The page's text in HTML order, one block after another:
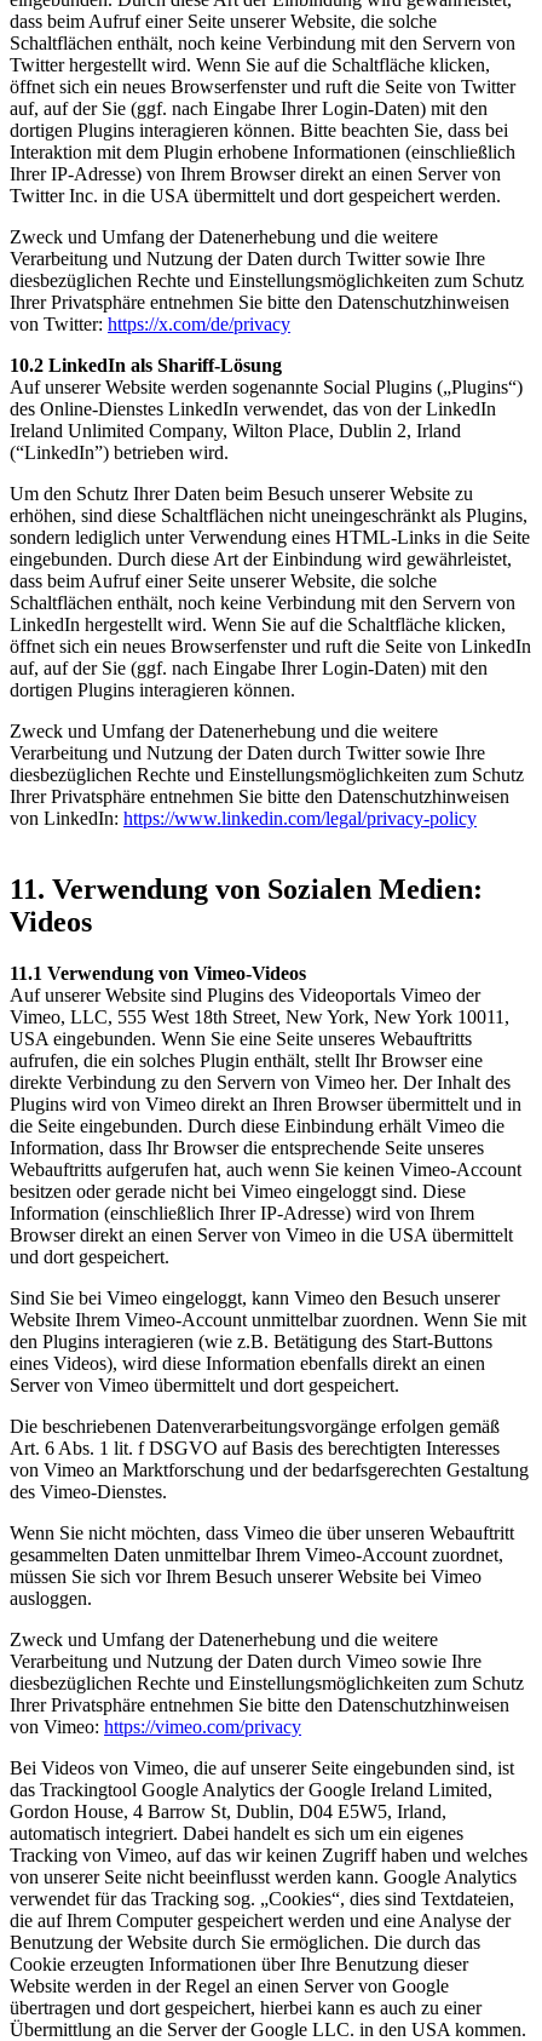
dass beim Aufruf einer Seite unserer Website, die solche
Schaltflächen enthält, noch keine Verbindung mit den Servern von
Twitter hergestellt wird. Wenn Sie auf die Schaltfläche klicken,
öffnet sich ein neues Browserfenster und ruft die Seite von Twitter
auf, auf der Sie (ggf. nach Eingabe Ihrer Login-Daten) mit den
dortigen Plugins interagieren können. Bitte beachten Sie, dass bei
Interaktion mit dem Plugin erhobene Informationen (einschließlich
Ihrer IP-Adresse) von Ihrem Browser direkt an einen Server von
Twitter Inc. in die USA übermittelt und dort gespeichert werden.
Zweck und Umfang der Datenerhebung und die weitere
Verarbeitung und Nutzung der Daten durch Twitter sowie Ihre
diesbezüglichen Rechte und Einstellungsmöglichkeiten zum Schutz
Ihrer Privatsphäre entnehmen Sie bitte den Datenschutzhinweisen
von Twitter: https://x.com/de/privacy
10.2 LinkedIn als Shariff-Lösung
Auf unserer Website werden sogenannte Social Plugins („Plugins“)
des Online-Dienstes LinkedIn verwendet, das von der LinkedIn
Ireland Unlimited Company, Wilton Place, Dublin 2, Irland
(“LinkedIn”) betrieben wird.
Um den Schutz Ihrer Daten beim Besuch unserer Website zu
erhöhen, sind diese Schaltflächen nicht uneingeschränkt als Plugins,
sondern lediglich unter Verwendung eines HTML-Links in die Seite
eingebunden. Durch diese Art der Einbindung wird gewährleistet,
dass beim Aufruf einer Seite unserer Website, die solche
Schaltflächen enthält, noch keine Verbindung mit den Servern von
LinkedIn hergestellt wird. Wenn Sie auf die Schaltfläche klicken,
öffnet sich ein neues Browserfenster und ruft die Seite von LinkedIn
auf, auf der Sie (ggf. nach Eingabe Ihrer Login-Daten) mit den
dortigen Plugins interagieren können.
Zweck und Umfang der Datenerhebung und die weitere
Verarbeitung und Nutzung der Daten durch Twitter sowie Ihre
diesbezüglichen Rechte und Einstellungsmöglichkeiten zum Schutz
Ihrer Privatsphäre entnehmen Sie bitte den Datenschutzhinweisen
von LinkedIn: https://www.linkedin.com/legal/privacy-policy
11. Verwendung von Sozialen Medien:
Videos
11.1 Verwendung von Vimeo-Videos
Auf unserer Website sind Plugins des Videoportals Vimeo der
Vimeo, LLC, 555 West 18th Street, New York, New York 10011,
USA eingebunden. Wenn Sie eine Seite unseres Webauftritts
aufrufen, die ein solches Plugin enthält, stellt Ihr Browser eine
direkte Verbindung zu den Servern von Vimeo her. Der Inhalt des
Plugins wird von Vimeo direkt an Ihren Browser übermittelt und in
die Seite eingebunden. Durch diese Einbindung erhält Vimeo die
Information, dass Ihr Browser die entsprechende Seite unseres
Webauftritts aufgerufen hat, auch wenn Sie keinen Vimeo-Account
besitzen oder gerade nicht bei Vimeo eingeloggt sind. Diese
Information (einschließlich Ihrer IP-Adresse) wird von Ihrem
Browser direkt an einen Server von Vimeo in die USA übermittelt
und dort gespeichert.
Sind Sie bei Vimeo eingeloggt, kann Vimeo den Besuch unserer
Website Ihrem Vimeo-Account unmittelbar zuordnen. Wenn Sie mit
den Plugins interagieren (wie z.B. Betätigung des Start-Buttons
eines Videos), wird diese Information ebenfalls direkt an einen
Server von Vimeo übermittelt und dort gespeichert.
Die beschriebenen Datenverarbeitungsvorgänge erfolgen gemäß
Art. 6 Abs. 1 lit. f DSGVO auf Basis des berechtigten Interesses
von Vimeo an Marktforschung und der bedarfsgerechten Gestaltung
des Vimeo-Dienstes.
Wenn Sie nicht möchten, dass Vimeo die über unseren Webauftritt
gesammelten Daten unmittelbar Ihrem Vimeo-Account zuordnet,
müssen Sie sich vor Ihrem Besuch unserer Website bei Vimeo
ausloggen.
Zweck und Umfang der Datenerhebung und die weitere
Verarbeitung und Nutzung der Daten durch Vimeo sowie Ihre
diesbezüglichen Rechte und Einstellungsmöglichkeiten zum Schutz
Ihrer Privatsphäre entnehmen Sie bitte den Datenschutzhinweisen
von Vimeo: https://vimeo.com/privacy
Bei Videos von Vimeo, die auf unserer Seite eingebunden sind, ist
das Trackingtool Google Analytics der Google Ireland Limited,
Gordon House, 4 Barrow St, Dublin, D04 E5W5, Irland,
automatisch integriert. Dabei handelt es sich um ein eigenes
Tracking von Vimeo, auf das wir keinen Zugriff haben und welches
von unserer Seite nicht beeinflusst werden kann. Google Analytics
verwendet für das Tracking sog. „Cookies“, dies sind Textdateien,
die auf Ihrem Computer gespeichert werden und eine Analyse der
Benutzung der Website durch Sie ermöglichen. Die durch das
Cookie erzeugten Informationen über Ihre Benutzung dieser
Website werden in der Regel an einen Server von Google
übertragen und dort gespeichert, hierbei kann es auch zu einer
Übermittlung an die Server der Google LLC. in den USA kommen.